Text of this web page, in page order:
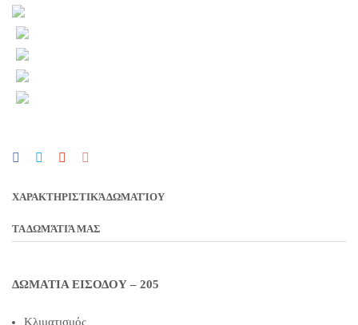
ΧΑΡΑΚΤΗΡΙΣΤΙΚΆ ΔΩΜΑΤΊΟΥ
ΤΑ ΔΩΜΆΤΙΆ ΜΑΣ
ΔΩΜΑΤΙΑ ΕΙΣΟΔΟΥ – 205
Κλιματισμός